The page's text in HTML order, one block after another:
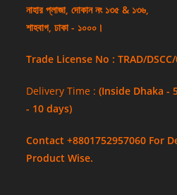
নাহার প্লাজা, দোকান নং ১৩৫ & ১৩৬,
শাহবাগ, ঢাকা - ১০০০।
Trade License No : TRAD/
Delivery Time :(Inside Dhaka -
- 10 days)
Contact +8801752957060 For
Product Wise.